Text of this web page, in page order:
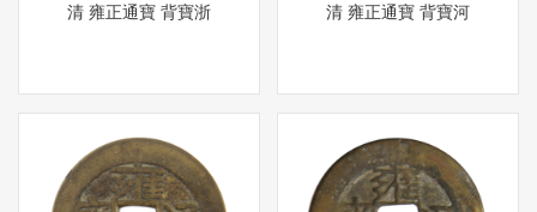
清 雍正通寶 背寶浙 清 雍正通寶 背寶河